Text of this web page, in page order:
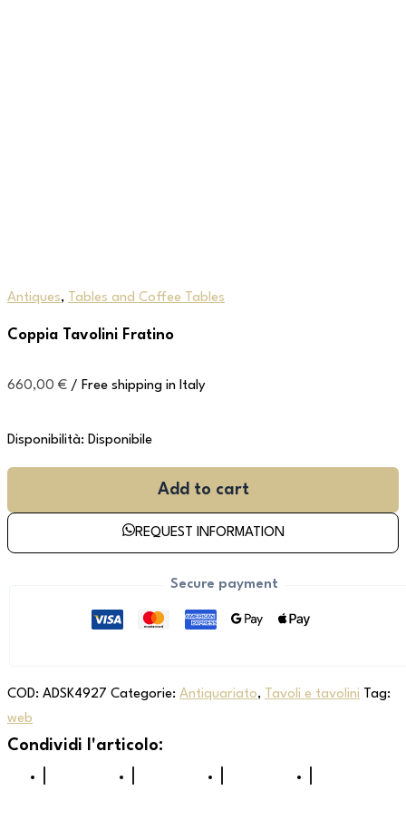
Antiques, Tables and Coffee Tables
Coppia Tavolini Fratino
660,00 € / Free shipping in Italy
Disponibilità: Disponibile
Add to cart
REQUEST INFORMATION
Secure payment
COD: ADSK4927 Categorie: Antiquariato, Tavoli e tavolini
Tag:
web